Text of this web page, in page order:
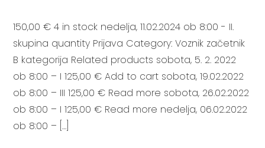
150,00 € 4 in stock nedelja, 11.02.2024 ob 8:00 - II.
skupina quantity Prijava Category: Voznik začetnik
B kategorija Related products sobota, 5. 2. 2022
ob 8:00 – I 125,00 € Add to cart sobota, 19.02.2022
ob 8:00 – III 125,00 € Read more sobota, 26.02.2022
ob 8:00 – I 125,00 € Read more nedelja, 06.02.2022
ob 8:00 – […]